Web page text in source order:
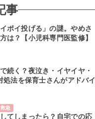
事
ポイ投げる」の謎。やめさ
は？【小児科専門医監修】
続く？夜泣き・イヤイヤ・
処法を保育士さんがアドバ
急
てしまったら？自宅での応